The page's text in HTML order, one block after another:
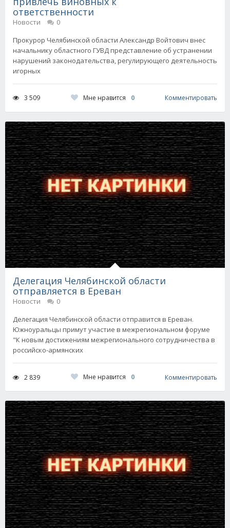
ответственности
Новости
0
Прокурор Челябинской области Александр Войтович внес
начальнику областного ГУВД представление об устранении
нарушений законодательства, регулирующего деятельность
игорных
3 509 Мне нравится 0 Комментировать
Делегация Челябинской области
отправляется в Ереван
Новости
0
Делегация Челябинской области отправится в Ереван.
Южноуральцы примут участие в межрегиональном форуме
"К новым достижениям межрегионального сотрудничества в
российско-армянских
2 839 Мне нравится 0 Комментировать